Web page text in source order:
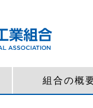
組合の概